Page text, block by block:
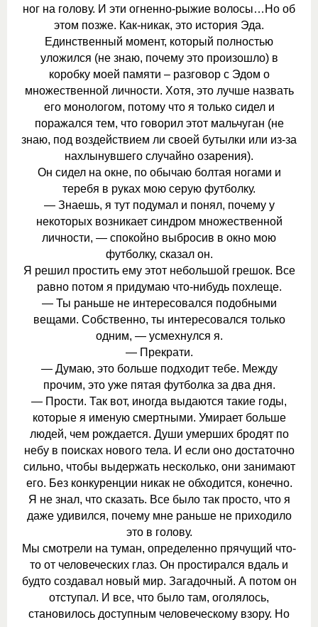
ног на голову. И эти огненно-рыжие волосы…Но об
этом позже. Как-никак, это история Эда.
Единственный момент, который полностью
уложился (не знаю, почему это произошло) в
коробку моей памяти – разговор с Эдом о
множественной личности. Хотя, это лучше назвать
его монологом, потому что я только сидел и
поражался тем, что говорил этот мальчуган (не
знаю, под воздействием ли своей бутылки или из-за
нахлынувшего случайно озарения).
Он сидел на окне, по обычаю болтая ногами и
теребя в руках мою серую футболку.
— Знаешь, я тут подумал и понял, почему у
некоторых возникает синдром множественной
личности, — спокойно выбросив в окно мою
футболку, сказал он.
Я решил простить ему этот небольшой грешок. Все
равно потом я придумаю что-нибудь похлеще.
— Ты раньше не интересовался подобными
вещами. Собственно, ты интересовался только
одним, — усмехнулся я.
— Прекрати.
— Думаю, это больше подходит тебе. Между
прочим, это уже пятая футболка за два дня.
— Прости. Так вот, иногда выдаются такие годы,
которые я именую смертными. Умирает больше
людей, чем рождается. Души умерших бродят по
небу в поисках нового тела. И если оно достаточно
сильно, чтобы выдержать несколько, они занимают
его. Без конкуренции никак не обходится, конечно.
Я не знал, что сказать. Все было так просто, что я
даже удивился, почему мне раньше не приходило
это в голову.
Мы смотрели на туман, определенно прячущий что-
то от человеческих глаз. Он простирался вдаль и
будто создавал новый мир. Загадочный. А потом он
отступал. И все, что было там, оголялось,
становилось доступным человеческому взору. Но